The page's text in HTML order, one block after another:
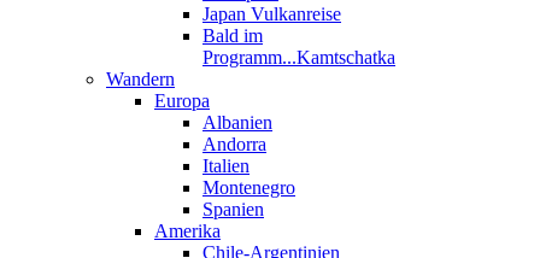
Japan Vulkanreise
Bald im
Programm...Kamtschatka
Wandern
Europa
Albanien
Andorra
Italien
Montenegro
Spanien
Amerika
Chile-Argentinien